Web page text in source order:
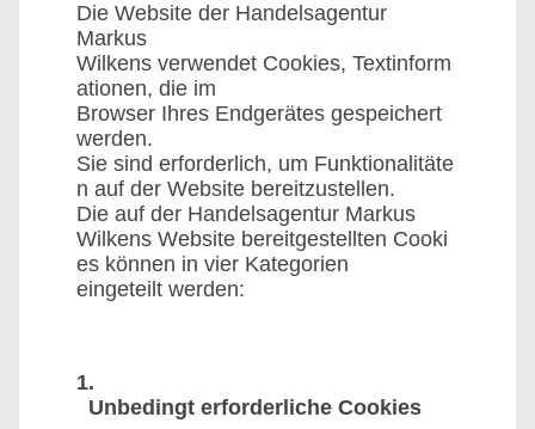
Die Website der Handelsagentur
Markus
Wilkens verwendet Cookies, Textinform
ationen, die im
Browser Ihres Endgerätes gespeichert
werden.
Sie sind erforderlich, um Funktionalitäte
n auf der Website bereitzustellen.
Die auf der Handelsagentur Markus
Wilkens Website bereitgestellten Cooki
es können in vier Kategorien
eingeteilt werden:
1.
Unbedingt erforderliche Cookies